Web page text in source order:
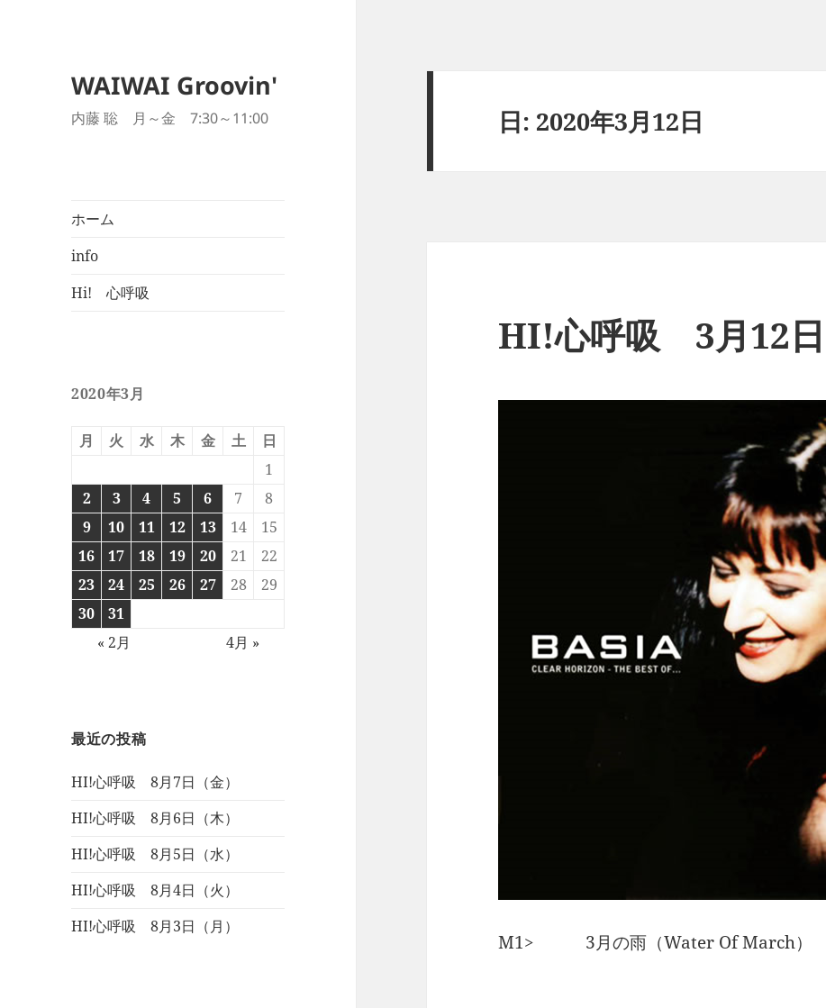
WAIWAI Groovin'
内藤 聡 月～金 7:30～11:00
ホーム
info
Hi! 心呼吸
2020年3月
月 火 水 木 金 土
日
1
2
3 4 5 6 7
8
9
10 11 12 13 14
15
16
17 18 19 20 21
22
23
24 25 26 27 28
29
30
31
« 2月
4月 »
最近の投稿
HI!心呼吸 8月7日（金）
HI!心呼吸 8月6日（木）
HI!心呼吸 8月5日（水）
HI!心呼吸 8月4日（火）
HI!心呼吸 8月3日（月）
日: 2020年3月12日
HI!心呼吸 3月12日
M1> 3月の雨（Water Of March